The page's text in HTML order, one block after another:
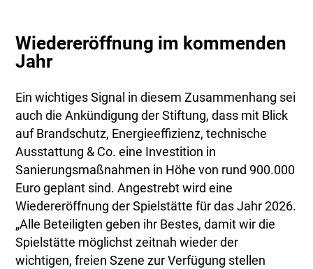
Wiedereröffnung im kommenden
Jahr
Ein wichtiges Signal in diesem Zusammenhang sei
auch die Ankündigung der Stiftung, dass mit Blick
auf Brandschutz, Energieeffizienz, technische
Ausstattung & Co. eine Investition in
Sanierungsmaßnahmen in Höhe von rund 900.000
Euro geplant sind. Angestrebt wird eine
Wiedereröffnung der Spielstätte für das Jahr 2026.
„Alle Beteiligten geben ihr Bestes, damit wir die
Spielstätte möglichst zeitnah wieder der
wichtigen, freien Szene zur Verfügung stellen